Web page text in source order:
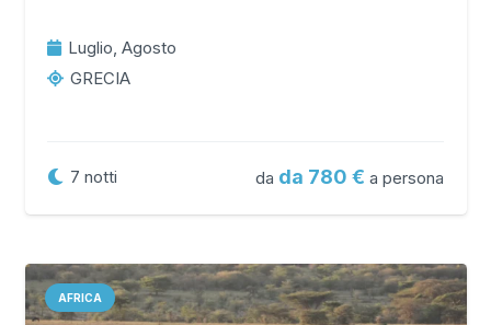
Luglio, Agosto
GRECIA
7 notti da da 780 a persona
AFRICA